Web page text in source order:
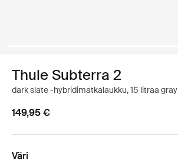
Thule Subterra 2
dark slate -hybridimatkalaukku, 15 litraa gray
149,95 €
Väri